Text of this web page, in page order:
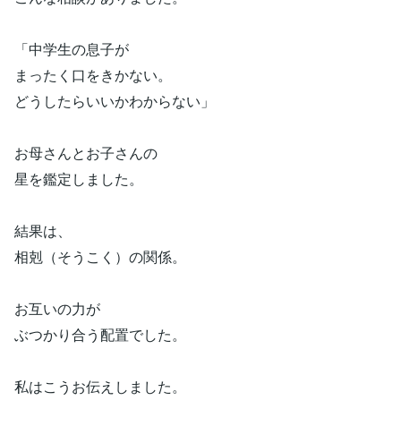
「中学生の息子が
まったく口をきかない。
どうしたらいいかわからない」
お母さんとお子さんの
星を鑑定しました。
結果は、
相剋（そうこく）の関係。
お互いの力が
ぶつかり合う配置でした。
私はこうお伝えしました。